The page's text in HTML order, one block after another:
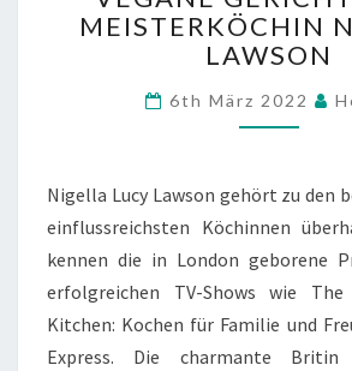
VON
MEISTERKÖCHIN
LAWSON
6th März 2022
Nigella Lucy Lawson gehört zu den
einflussreichsten Köchinnen
kennen die in London geborene
erfolgreichen TV-Shows wie
Kitchen: Kochen für Familie und
Express. Die charmante